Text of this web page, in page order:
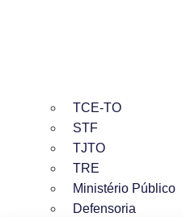
TCE-TO
STF
TJTO
TRE
Ministério Público
Defensoria